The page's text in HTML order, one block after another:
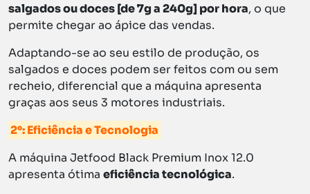
salgados ou doces [de 7g a 240g] por hora, o que
permite chegar ao ápice das vendas.
Adaptando-se ao seu estilo de produção, os
salgados e doces podem ser feitos com ou sem
recheio, diferencial que a máquina apresenta
graças aos seus 3 motores industriais.
2°: Eficiência e Tecnologia
A máquina Jetfood Black Premium Inox 12.0
apresenta ótima eficiência tecnológica.